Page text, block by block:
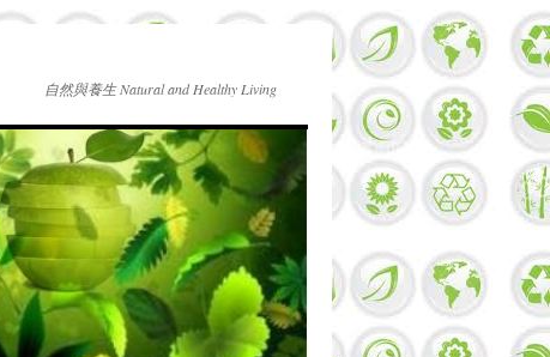
自然與養生 Natural and Healthy Living